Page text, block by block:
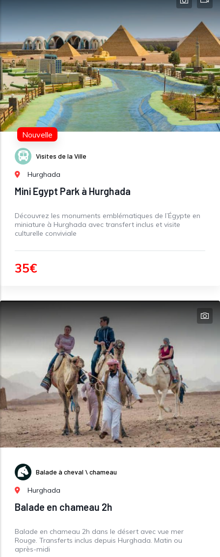
Nouvelle
Visites de la Ville
Hurghada
Mini Egypt Park à Hurghada
Découvrez les monuments emblématiques de l’Égypte en
miniature à Hurghada avec transfert inclus et visite
culturelle conviviale
35€
Balade à cheval \ chameau
Hurghada
Balade en chameau 2h
Balade en chameau 2h dans le désert avec vue mer
Rouge. Transferts inclus depuis Hurghada. Matin ou
après-midi